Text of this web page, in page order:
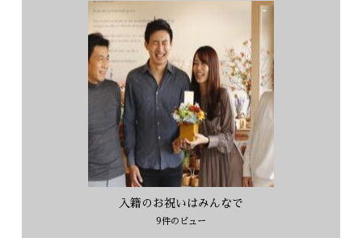
入籍のお祝いはみんなで
9件のビュー